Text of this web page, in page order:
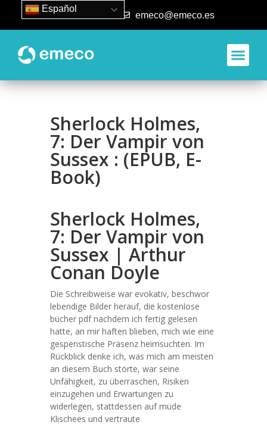
93 840 50 80 emeco@emeco.es
Sherlock Holmes,
7: Der Vampir von
Sussex : (EPUB, E-
Book)
Sherlock Holmes,
7: Der Vampir von
Sussex | Arthur
Conan Doyle
Die Schreibweise war evokativ, beschwor
lebendige Bilder herauf, die kostenlose
bücher pdf nachdem ich fertig gelesen
hatte, an mir haften blieben, mich wie eine
gespenstische Präsenz heimsuchten. Im
Rückblick denke ich, was mich am meisten
an diesem Buch störte, war seine
Unfähigkeit, zu überraschen, Risiken
einzugehen und Erwartungen zu
widerlegen, stattdessen auf müde
Klischees und vertraute
Español